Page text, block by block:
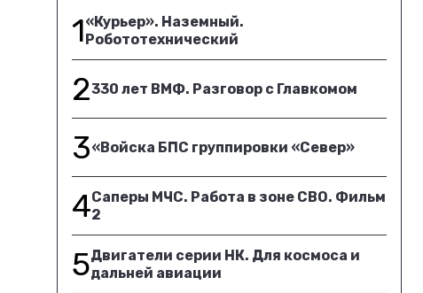
1«Курьер». Наземный.
Робототехнический
2330 лет ВМФ. Разговор с Главкомом
3«Войска БПС группировки «Север»
4Саперы МЧС. Работа в зоне СВО. Фильм
2
5Двигатели серии НК. Для космоса и
дальней авиации